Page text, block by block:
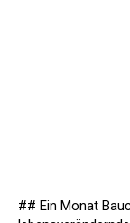
## Ein Monat